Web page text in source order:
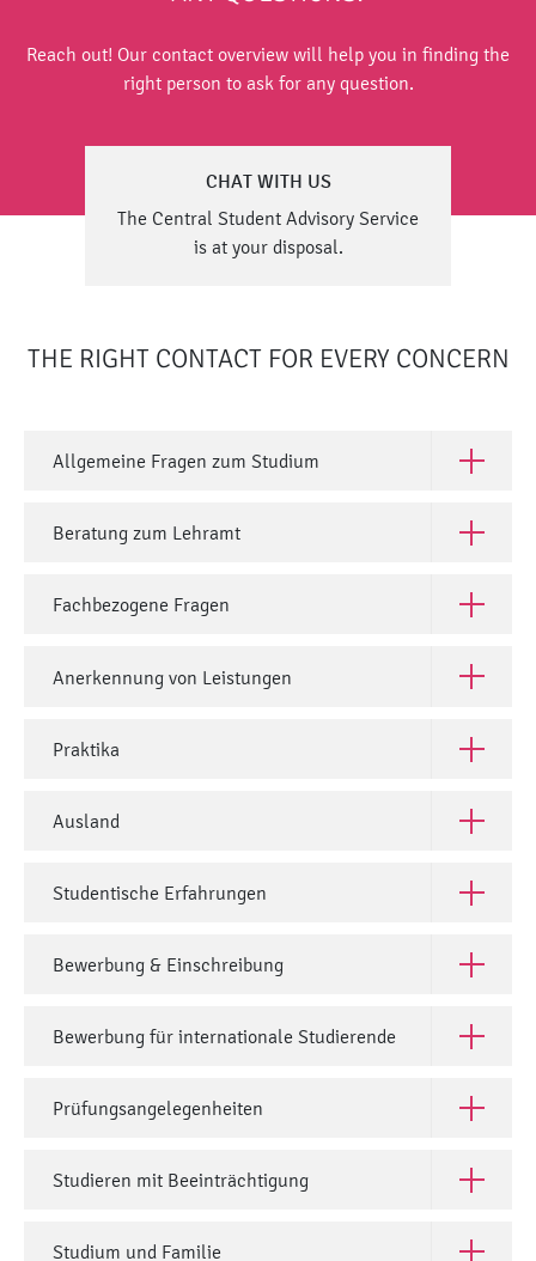
Reach out! Our contact overview will help you in finding the
right person to ask for any question.
CHAT WITH US
The Central Student Advisory Service
is at your disposal.
THE RIGHT CONTACT FOR EVERY CONCERN
Allgemeine Fragen zum Studium Open
Beratung zum Lehramt Open
Fachbezogene Fragen Open
Anerkennung von Leistungen Open
Praktika Open
Ausland Open
Studentische Erfahrungen Open
Bewerbung & Einschreibung Open
Bewerbung für internationale Studierende Open
Prüfungsangelegenheiten Open
Studieren mit Beeinträchtigung Open
Studium und Familie